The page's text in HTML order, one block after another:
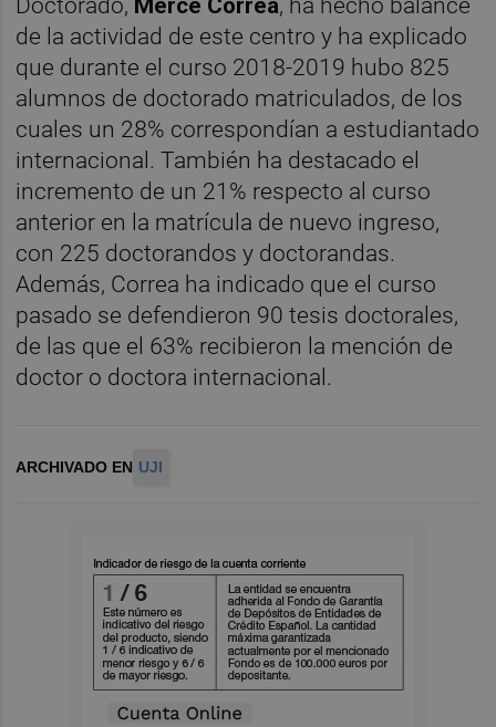
Doctorado, Mercé Correa, ha hecho balance
de la actividad de este centro y ha explicado
que durante el curso 2018-2019 hubo 825
alumnos de doctorado matriculados, de los
cuales un 28% correspondían a estudiantado
internacional. También ha destacado el
incremento de un 21% respecto al curso
anterior en la matrícula de nuevo ingreso,
con 225 doctorandos y doctorandas.
Además, Correa ha indicado que el curso
pasado se defendieron 90 tesis doctorales,
de las que el 63% recibieron la mención de
doctor o doctora internacional.
ARCHIVADO EN UJI